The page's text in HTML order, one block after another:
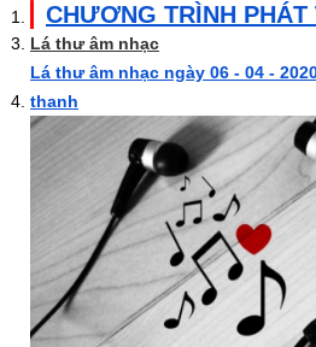
CHƯƠNG TRÌNH PHÁT
Lá thư âm nhạc
Lá thư âm nhạc ngày 06 - 04 -
thanh